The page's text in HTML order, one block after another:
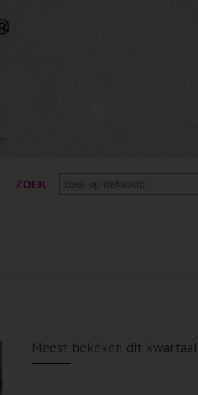
ZOEK
Meest bekeken dit kwartaal